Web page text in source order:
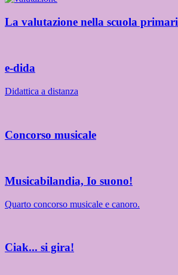
La valutazione nella scuola
e-dida
Didattica a distanza
Concorso musicale
Musicabilandia, Io suono!
Quarto concorso musicale e canoro.
Ciak... si gira!